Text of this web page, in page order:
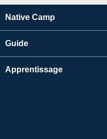
Native Camp
Guide
Apprentissage